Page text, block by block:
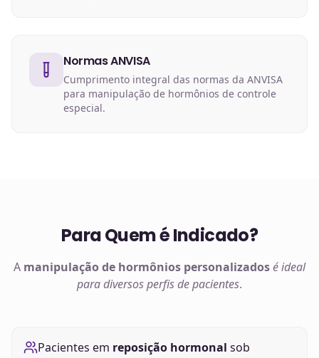
Normas ANVISA
Cumprimento integral das normas da ANVISA
para manipulação de hormônios de controle
especial.
Para Quem é Indicado?
A manipulação de hormônios personalizadosé ideal
para diversos perfis de pacientes.
Pacientes em reposição hormonal sob